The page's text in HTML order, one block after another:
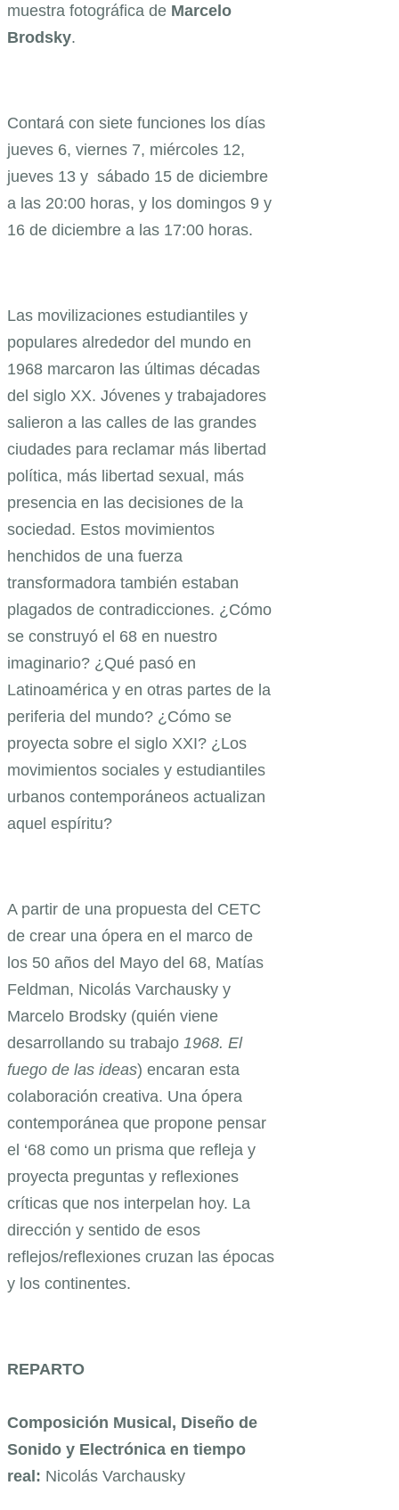
muestra fotográfica de Marcelo
Brodsky.
Contará con siete funciones los días
jueves 6, viernes 7, miércoles 12,
jueves 13 y sábado 15 de diciembre
a las 20:00 horas, y los domingos 9 y
16 de diciembre a las 17:00 horas.
Las movilizaciones estudiantiles y
populares alrededor del mundo en
1968 marcaron las últimas décadas
del siglo XX. Jóvenes y trabajadores
salieron a las calles de las grandes
ciudades para reclamar más libertad
política, más libertad sexual, más
presencia en las decisiones de la
sociedad. Estos movimientos
henchidos de una fuerza
transformadora también estaban
plagados de contradicciones. ¿Cómo
se construyó el 68 en nuestro
imaginario? ¿Qué pasó en
Latinoamérica y en otras partes de la
periferia del mundo? ¿Cómo se
proyecta sobre el siglo XXI? ¿Los
movimientos sociales y estudiantiles
urbanos contemporáneos actualizan
aquel espíritu?
A partir de una propuesta del CETC
de crear una ópera en el marco de
los 50 años del Mayo del 68, Matías
Feldman, Nicolás Varchausky y
Marcelo Brodsky (quién viene
desarrollando su trabajo 1968. El
fuego de las ideas) encaran esta
colaboración creativa. Una ópera
contemporánea que propone pensar
el ‘68 como un prisma que refleja y
proyecta preguntas y reflexiones
críticas que nos interpelan hoy. La
dirección y sentido de esos
reflejos/reflexiones cruzan las épocas
y los continentes.
REPARTO
Composición Musical, Diseño de
Sonido y Electrónica en tiempo
real: Nicolás Varchausky